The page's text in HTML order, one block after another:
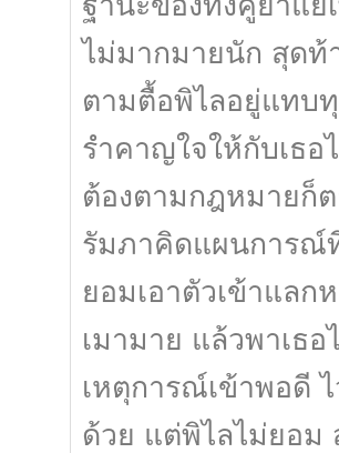
ไม่มากมายนัก สุดท้
ตามตื้อพิไลอยู่แทบ
รำคาญใจให้กับเธ
ต้องตามกฎหมายก็
รัมภาคิดแผนการณ์
ยอมเอาตัวเข้าแลก
เมามาย แล้วพาเธ
เหตุการณ์เข้าพอดี
ด้วย แต่พิไลไม่ยอม